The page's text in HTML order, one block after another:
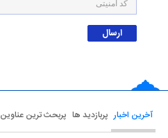
آخرین اخبار پربازدید ها پربحث ترین عناوین